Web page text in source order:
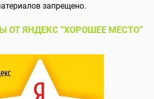
запрещено.
ОТ ЯНДЕКС “ХОРОШЕЕ МЕСТО”